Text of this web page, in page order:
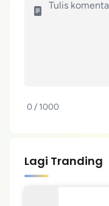
0 / 1000
Lagi Tranding